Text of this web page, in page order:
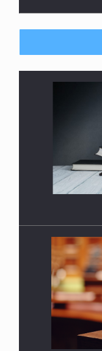
أو الهجرية؟
وغير